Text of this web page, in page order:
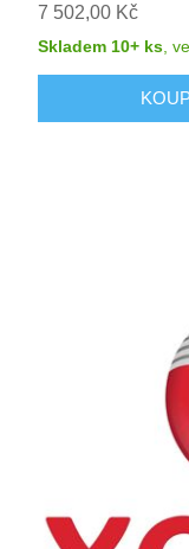
7 502,00 Kč
Skladem 10+ ks ,